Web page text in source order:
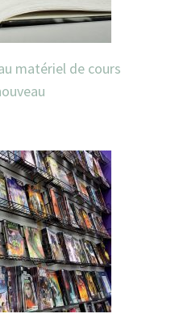
matériel de cours